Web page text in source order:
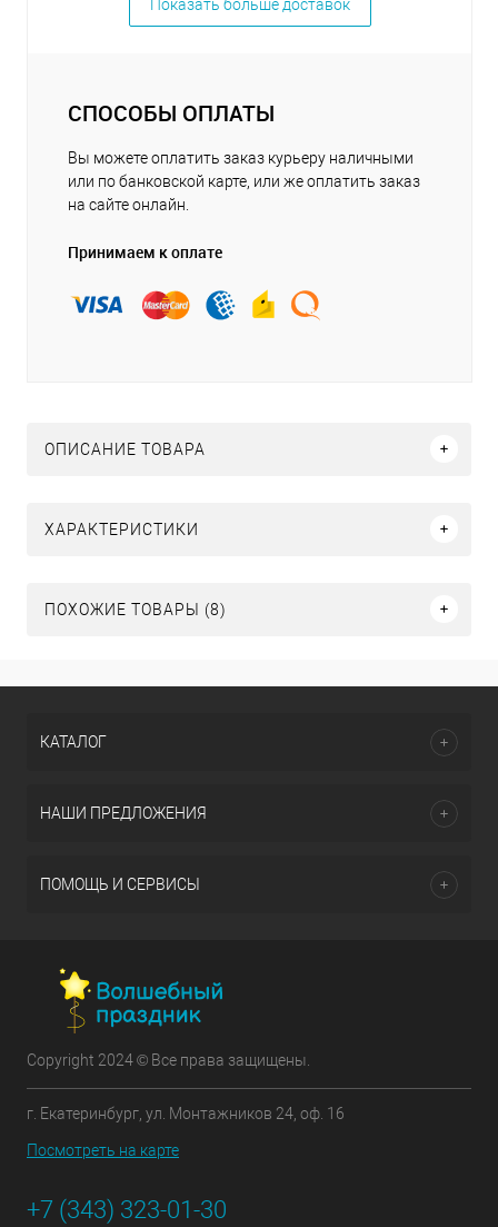
Показать больше доставок
СПОСОБЫ ОПЛАТЫ
Вы можете оплатить заказ курьеру наличными
или по банковской карте, или же оплатить заказ
на сайте онлайн.
Принимаем к оплате
ОПИСАНИЕ ТОВАРА
ХАРАКТЕРИСТИКИ
ПОХОЖИЕ ТОВАРЫ (8)
КАТАЛОГ
НАШИ ПРЕДЛОЖЕНИЯ
ПОМОЩЬ И СЕРВИСЫ
Copyright 2024 © Все права защищены.
г. Екатеринбург, ул. Монтажников 24, оф. 16
Посмотреть на карте
+7 (343) 323-01-30